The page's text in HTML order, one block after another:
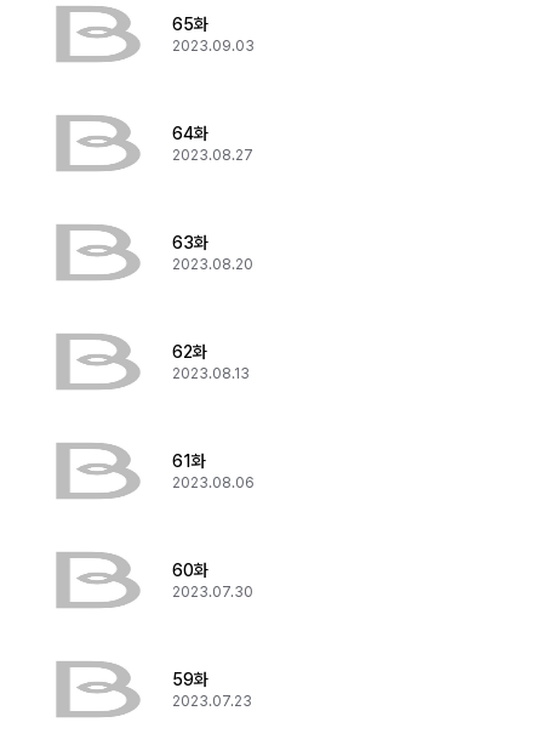
65화
2023.09.03
64화
2023.08.27
63화
2023.08.20
62화
2023.08.13
61화
2023.08.06
60화
2023.07.30
59화
2023.07.23